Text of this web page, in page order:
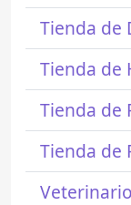
Tienda de
Tienda de
Tienda de
Tienda de
Veterinario